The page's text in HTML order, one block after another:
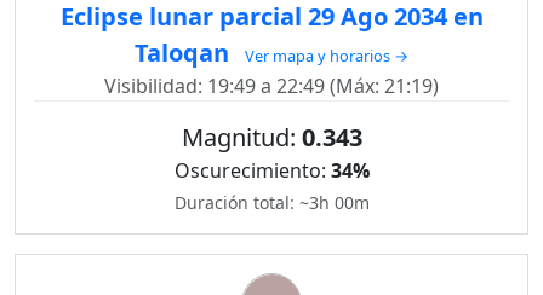
Eclipse lunar parcial 29 Ago 2034 en
Taloqan
Ver mapa y horarios →
Visibilidad: 19:49 a 22:49 (Máx: 21:19)
Magnitud: 0.343
Oscurecimiento: 34%
Duración total: ~3h 00m